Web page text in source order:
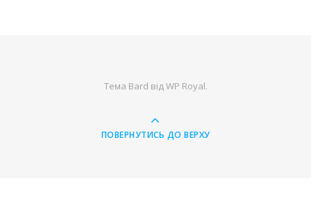
Тема Bard відWP Royal.
ПОВЕРНУТИСЬ ДО ВЕРХУ